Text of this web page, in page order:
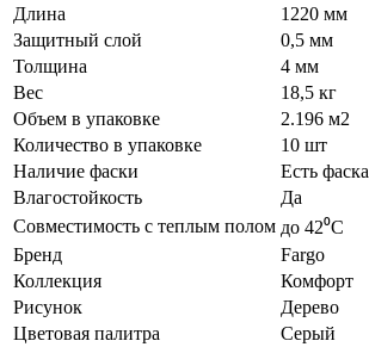
Длина
1220 мм
Защитный слой
0,5 мм
Толщина
4 мм
Вес
18,5 кг
Объем в упаковке
2.196 м2
Количество в упаковке
10 шт
Наличие фаски
Есть фаска
Влагостойкость
Да
Совместимость с теплым полом до 42⁰С
Бренд
Fargo
Коллекция
Комфорт
Рисунок
Дерево
Цветовая палитра
Серый